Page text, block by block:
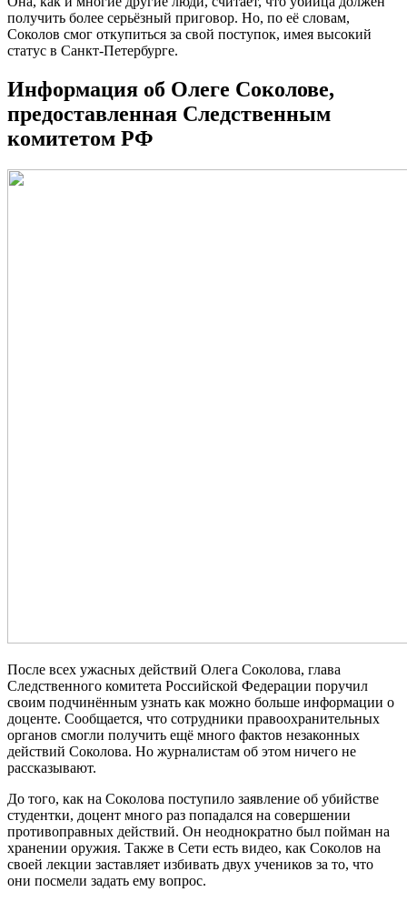
получить более серьёзный приговор. Но, по её словам,
Соколов смог откупиться за свой поступок, имея высокий
статус в Санкт-Петербурге.
Информация об Олеге Соколове,
предоставленная Следственным
комитетом РФ
После всех ужасных действий Олега Соколова, глава
Следственного комитета Российской Федерации поручил
своим подчинённым узнать как можно больше информации о
доценте. Сообщается, что сотрудники правоохранительных
органов смогли получить ещё много фактов незаконных
действий Соколова. Но журналистам об этом ничего не
рассказывают.
До того, как на Соколова поступило заявление об убийстве
студентки, доцент много раз попадался на совершении
противоправных действий. Он неоднократно был пойман на
хранении оружия. Также в Сети есть видео, как Соколов на
своей лекции заставляет избивать двух учеников за то, что
они посмели задать ему вопрос.